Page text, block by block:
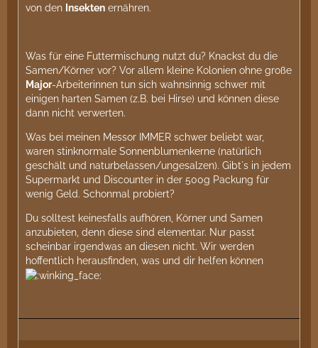
von den Insekten ernähren.
Was für eine Futtermischung nutzt du? Knackst du die
Samen/Körner vor? Vor allem kleine Kolonien ohne große
Major-Arbeiterinnen tun sich wahnsinnig schwer mit
einigen harten Samen (z.B. bei Hirse) und können diese
dann nicht verwerten.
Was bei meinen Messor IMMER schwer beliebt war,
waren stinknormale Sonnenblumenkerne (natürlich
geschält und naturbelassen/ungesalzen). Gibt´s in jedem
Supermarkt und Discounter in der 500g Packung für
wenig Geld. Schonmal probiert?
Du solltest keinesfalls aufhören, Körner und Samen
anzubieten, denn diese sind elementar. Nur passt
scheinbar irgendwas an diesen nicht. Wir werden
hoffentlich herausfinden, was und dir helfen können